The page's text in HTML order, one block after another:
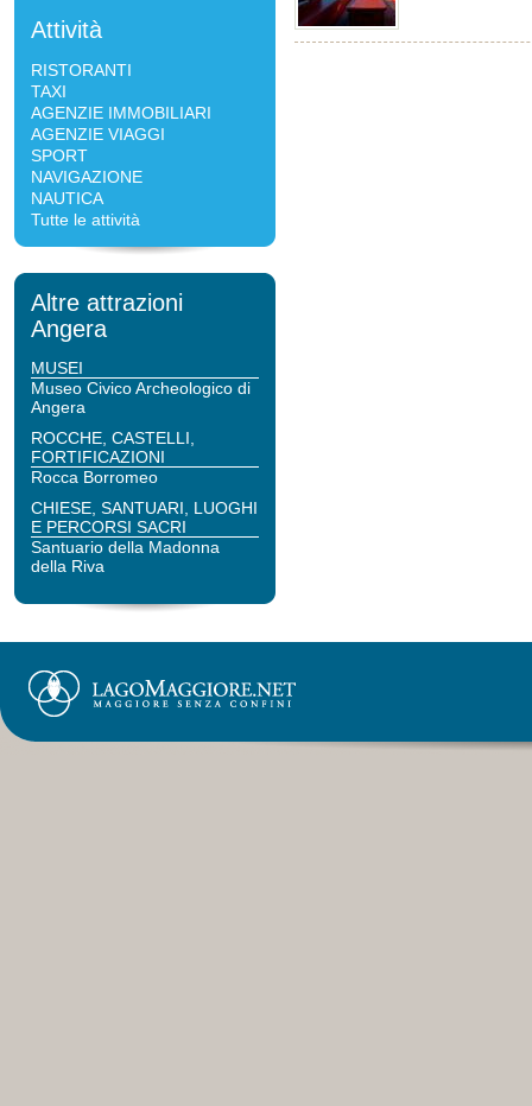
Attività
RISTORANTI
TAXI
AGENZIE IMMOBILIARI
AGENZIE VIAGGI
SPORT
NAVIGAZIONE
NAUTICA
Tutte le attività
Altre attrazioni
Angera
MUSEI
Museo Civico Archeologico di
Angera
ROCCHE, CASTELLI,
FORTIFICAZIONI
Rocca Borromeo
CHIESE, SANTUARI, LUOGHI
E PERCORSI SACRI
Santuario della Madonna
della Riva